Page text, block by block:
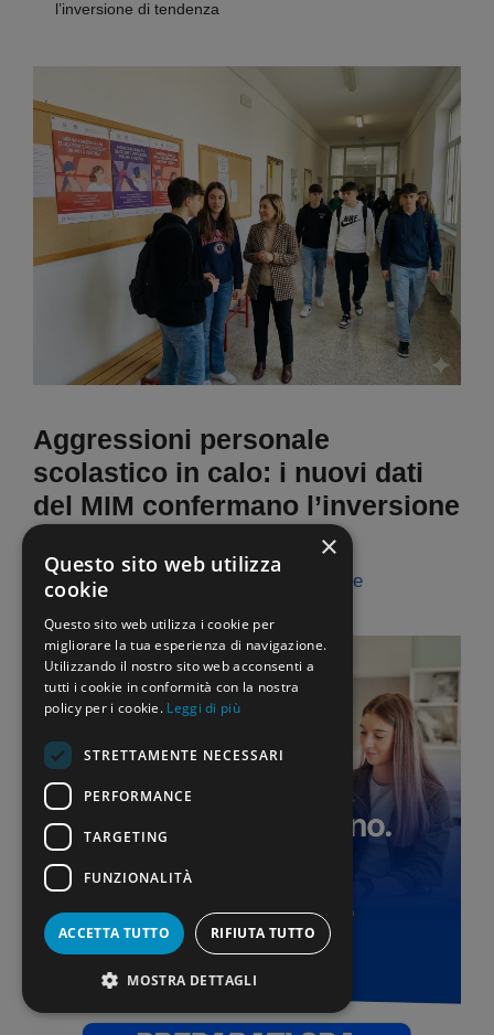
l’inversione di tendenza
Aggressioni personale
scolastico in calo: i nuovi dati
del MIM confermano l’inversione
17 Dicembre 2025 Giuseppe Montone
×
Questo sito web utilizza
cookie
Questo sito web utilizza i cookie per
migliorare la tua esperienza di navigazione.
Utilizzando il nostro sito web acconsenti a
tutti i cookie in conformità con la nostra
policy per i cookie. Leggi di più
STRETTAMENTE NECESSARI
PERFORMANCE
TARGETING
FUNZIONALITÀ
ACCETTA TUTTO RIFIUTA TUTTO
MOSTRA DETTAGLI